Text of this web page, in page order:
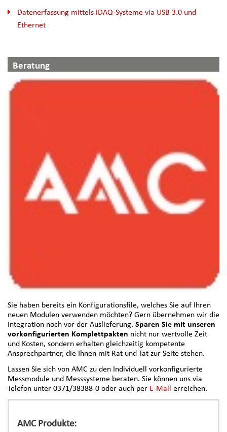
Datenerfassung mittels iDAQ-Systeme via USB 3.0 und
Ethernet
Beratung
Sie haben bereits ein Konfigurationsfile, welches Sie auf Ihren
neuen Modulen verwenden möchten? Gern übernehmen wir die
Integration noch vor der Auslieferung. Sparen Sie mit unseren
vorkonfigurierten Komplettpakten nicht nur wertvolle Zeit
und Kosten, sondern erhalten gleichzeitig kompetente
Ansprechpartner, die Ihnen mit Rat und Tat zur Seite stehen.
Lassen Sie sich von AMC zu den Individuell vorkonfigurierte
Messmodule und Messsysteme beraten. Sie können uns via
Telefon unter 0371/38388-0 oder auch per E-Mail erreichen.
AMC Produkte: